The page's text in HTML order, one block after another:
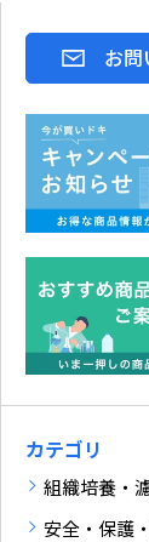
お問
カテゴリ
組織培養・
安全・保護